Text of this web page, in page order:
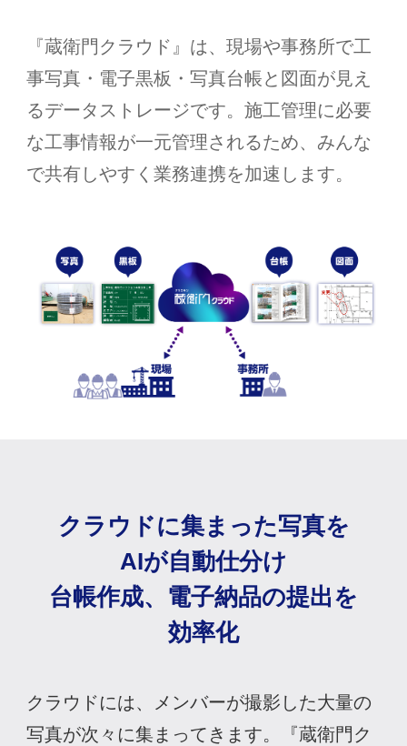
『蔵衛門クラウド』は、現場や事務所で工
事写真・電子黒板・写真台帳と図面が見え
るデータストレージです。施工管理に必要
な工事情報が一元管理されるため、みんな
で共有しやすく業務連携を加速します。
クラウドに集まった写真を
AIが自動仕分け
台帳作成、電子納品の提出を
効率化
クラウドには、メンバーが撮影した大量の
写真が次々に集まってきます。『蔵衛門ク